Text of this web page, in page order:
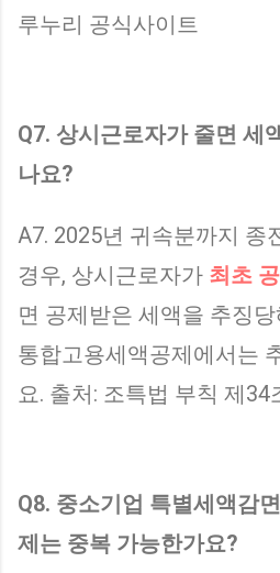
루누리 공식사이트
Q7. 상시근로자가 줄면 세
나요?
A7. 2025년 귀속분까지 종
경우, 상시근로자가 최초
면 공제받은 세액을 추징
통합고용세액공제에서는
요. 출처: 조특법 부칙 제34
Q8. 중소기업 특별세액감
제는 중복 가능한가요?